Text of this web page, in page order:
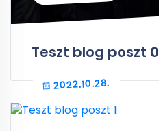
Teszt blog poszt 0
2022.10.28.